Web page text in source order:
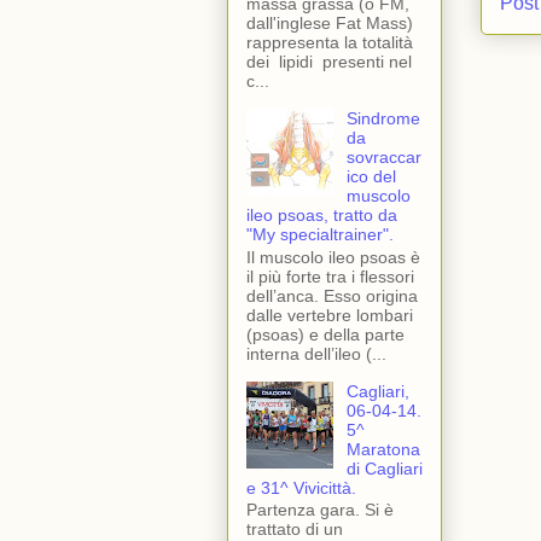
dall'inglese Fat Mass)
rappresenta la totalità
dei lipidi presenti nel
c...
Sindrome
da
sovraccar
ico del
muscolo
ileo psoas, tratto da
"My specialtrainer".
Il muscolo ileo psoas è
il più forte tra i flessori
dell’anca. Esso origina
dalle vertebre lombari
(psoas) e della parte
interna dell’ileo (...
Cagliari,
06-04-14.
5^
Maratona
di Cagliari
e 31^ Vivicittà.
Partenza gara. Si è
trattato di un